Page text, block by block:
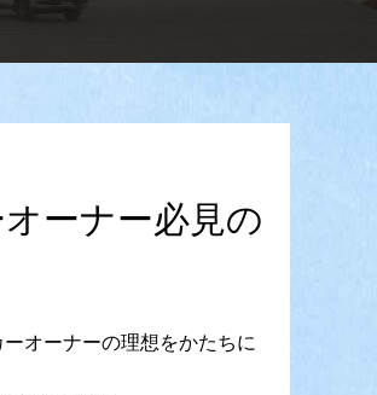
ーナー必見の
オーナーの理想をかたちに